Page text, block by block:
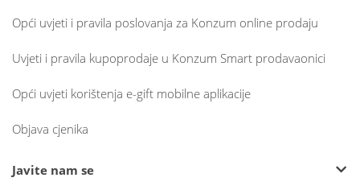
Opći uvjeti i pravila poslovanja za Konzum online prodaju
Uvjeti i pravila kupoprodaje u Konzum Smart prodavaonici
Opći uvjeti korištenja e-gift mobilne aplikacije
Objava cjenika
Javite nam se